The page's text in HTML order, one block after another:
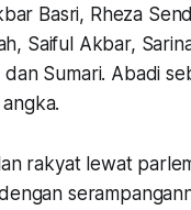
Basri, Rheza
Saiful Akbar,
Sumari. Abadi
rakyat lewat